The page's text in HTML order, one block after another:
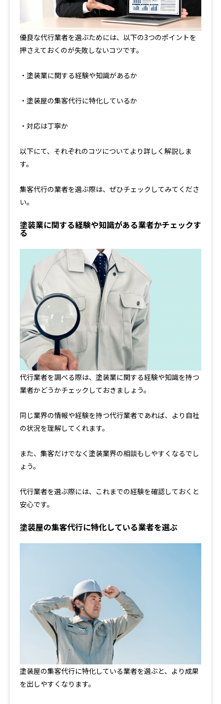
優良な代行業者を選ぶためには、以下の3つのポイントを
押さえておくのが失敗しないコツです。
・塗装業に関する経験や知識があるか
・塗装屋の集客代行に特化しているか
・対応は丁寧か
以下にて、それぞれのコツについてより詳しく解説しま
す。
集客代行の業者を選ぶ際は、ぜひチェックしてみてくださ
い。
塗装業に関する経験や知識がある業者かチェックす
る
代行業者を調べる際は、塗装業に関する経験や知識を持つ
業者かどうかチェックしておきましょう。
同じ業界の情報や経験を持つ代行業者であれば、より自社
の状況を理解してくれます。
また、集客だけでなく塗装業界の相談もしやすくなるでし
ょう。
代行業者を選ぶ際には、これまでの経験を確認しておくと
安心です。
塗装屋の集客代行に特化している業者を選ぶ
塗装屋の集客代行に特化している業者を選ぶと、より成果
を出しやすくなります。